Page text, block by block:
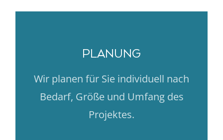
PLANUNG
Wir planen für Sie individuell nach
Bedarf, Größe und Umfang des
Projektes.